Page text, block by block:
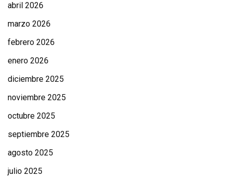
abril 2026
marzo 2026
febrero 2026
enero 2026
diciembre 2025
noviembre 2025
octubre 2025
septiembre 2025
agosto 2025
julio 2025